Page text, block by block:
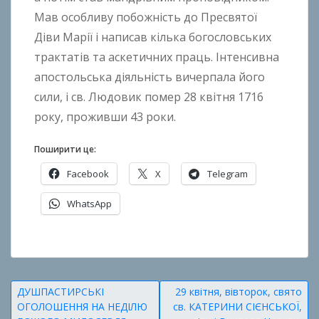
Мав особливу побожність до Пресвятої
Діви Марії і написав кілька богословських
трактатів та аскетичних праць. Інтенсивна
апостольська діяльність вичерпала його
сили, і св. Людовик помер 28 квітня 1716
року, проживши 43 роки.
Поширити це:
Facebook X Telegram
WhatsApp
п
у
б
л
Навігація
ДУШПАСТИРСЬКІ
ОГОЛОШЕННЯ НА НЕДІЛЮ
29 квітня, вівторок, свято
св. КАТЕРИНИ СІЄНСЬКОЇ,